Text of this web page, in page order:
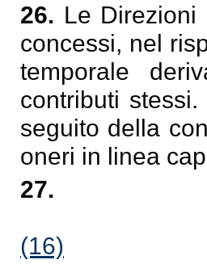
26. Le Direzioni
concessi, nel
temporale
contributi
seguito della
oneri in linea
27.
(16)